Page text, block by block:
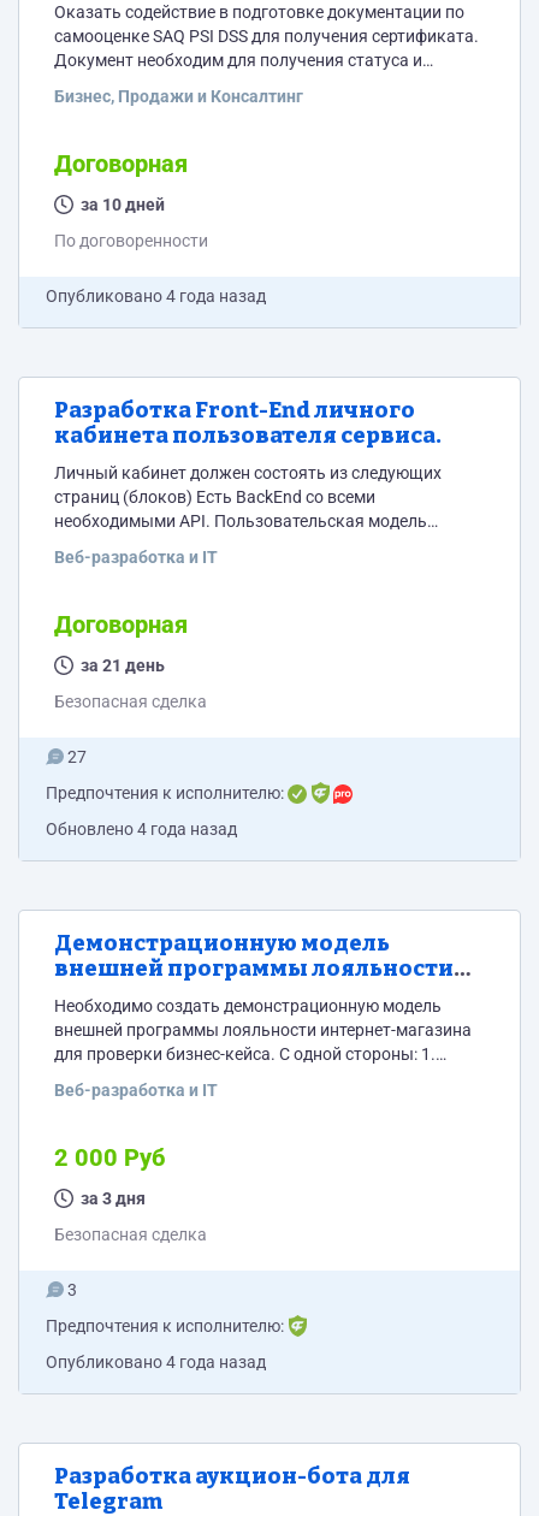
Оказать содействие в подготовке документации по
самооценке SAQ PSI DSS для получения сертификата.
Документ необходим для получения статуса и
партнёра.
Бизнес, Продажи и Консалтинг
Договорная
за 10 дней
По договоренности
Опубликовано4 года назад
Разработка Front-End личного
кабинета пользователя сервиса.
Личный кабинет должен состоять из следующих
страниц (блоков) Есть BackEnd со всеми
необходимыми API. Пользовательская модель
покупатель Пользователь продавец 1. О компании На
юридическому лицу пользователя (покупатель или
продавец). 2. Точки обслуживания На этой странице
отображаем точки обслуживания пользователя
странице отображаем транзакции пользователя
суммарные...
Веб-разработка и IT
Договорная
за 21 день
Безопасная сделка
27
Предпочтения к исполнителю:
Обновлено4 года назад
Демонстрационную модель
внешней программы лояльности
интернет-магазина
Необходимо создать демонстрационную модель
внешней программы лояльности интернет-магазина
для проверки бизнес-кейса. С одной стороны: 1.
товарами. 2. 2 пользователя в системе с разными
идентификатор клиента b. user_ID=22225678910 //
уникальный идентификатор клиента С другой
стороны, внешняя программа лояльности. 1.
user_ID идентичны двум user_ID из магазина a.
клиента b. user_ID=22225678910...
Веб-разработка и IT
2 000 Руб
за 3 дня
Безопасная сделка
3
Предпочтения к исполнителю:
Опубликовано4 года назад
Разработка аукцион-бота для
Telegram